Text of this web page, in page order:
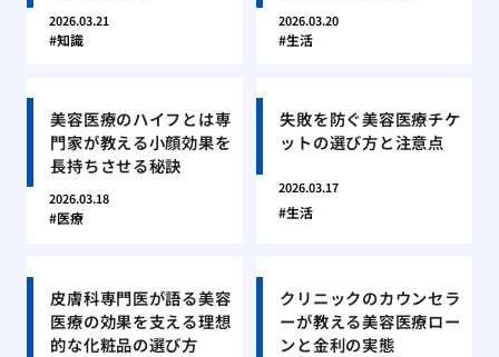
2026.03.21
知識
2026.03.20
生活
美容医療のハイフとは専
門家が教える小顔効果を
長持ちさせる秘訣
2026.03.18
医療
失敗を防ぐ美容医療チケ
ットの選び方と注意点
2026.03.17
生活
皮膚科専門医が語る美容
医療の効果を支える理想
的な化粧品の選び方
クリニックのカウンセラ
ーが教える美容医療ロー
ンと金利の実態